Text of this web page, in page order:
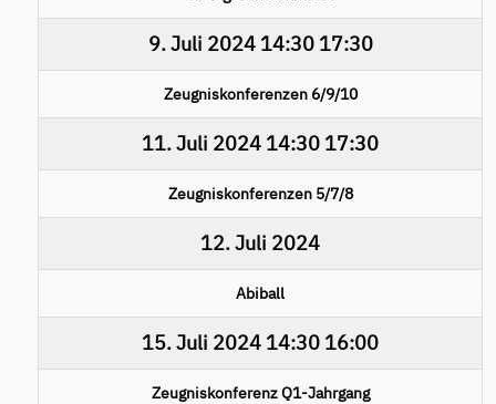
9. Juli 202414:30 17:30
Zeugniskonferenzen 6/9/10
11. Juli 2024 14:30 17:30
Zeugniskonferenzen 5/7/8
12. Juli 2024
Abiball
15. Juli 2024 14:30 16:00
Zeugniskonferenz Q1-Jahrgang